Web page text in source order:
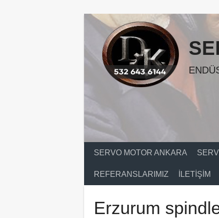
SERVO MOTOR ANKARA
REFERANSLARIMIZ İLETIŞIM
Erzurum